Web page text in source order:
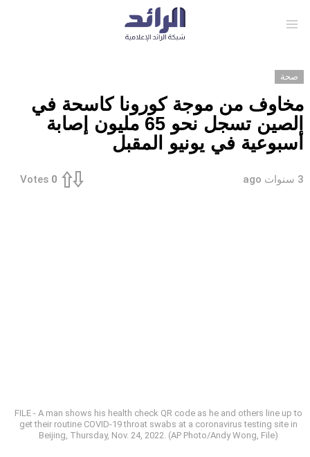
صحة
مخاوف من موجة كورونا كاسحة في
الصين تسجل نحو 65 مليون إصابة
أسبوعية في يونيو المقبل
3 سنوات ago 0
Votes
FILE - A man shows his health check QR code as he and others line up to
get their routine COVID-19 throat swabs at a coronavirus testing site in
Beijing, Thursday, Nov. 24, 2022. (AP Photo/Andy Wong, File)